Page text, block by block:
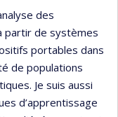
des
partir de systèmes
portables dans
de populations
Je suis aussi
d’apprentissage